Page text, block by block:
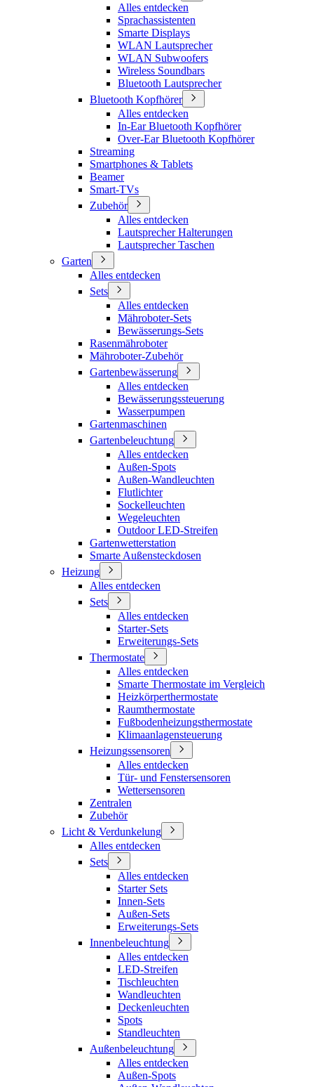
Alles entdecken
Sprachassistenten
Smarte Displays
WLAN Lautsprecher
WLAN Subwoofers
Wireless Soundbars
Bluetooth Lautsprecher
Bluetooth Kopfhörer
Alles entdecken
In-Ear Bluetooth Kopfhörer
Over-Ear Bluetooth Kopfhörer
Streaming
Smartphones & Tablets
Beamer
Smart-TVs
Zubehör
Alles entdecken
Lautsprecher Halterungen
Lautsprecher Taschen
Garten
Alles entdecken
Sets
Alles entdecken
Mähroboter-Sets
Bewässerungs-Sets
Rasenmähroboter
Mähroboter-Zubehör
Gartenbewässerung
Alles entdecken
Bewässerungssteuerung
Wasserpumpen
Gartenmaschinen
Gartenbeleuchtung
Alles entdecken
Außen-Spots
Außen-Wandleuchten
Flutlichter
Sockelleuchten
Wegeleuchten
Outdoor LED-Streifen
Gartenwetterstation
Smarte Außensteckdosen
Heizung
Alles entdecken
Sets
Alles entdecken
Starter-Sets
Erweiterungs-Sets
Thermostate
Alles entdecken
Smarte Thermostate im Vergleich
Heizkörperthermostate
Raumthermostate
Fußbodenheizungsthermostate
Klimaanlagensteuerung
Heizungssensoren
Alles entdecken
Tür- und Fenstersensoren
Wettersensoren
Zentralen
Zubehör
Licht & Verdunkelung
Alles entdecken
Sets
Alles entdecken
Starter Sets
Innen-Sets
Außen-Sets
Erweiterungs-Sets
Innenbeleuchtung
Alles entdecken
LED-Streifen
Tischleuchten
Wandleuchten
Deckenleuchten
Spots
Standleuchten
Außenbeleuchtung
Alles entdecken
Außen-Spots